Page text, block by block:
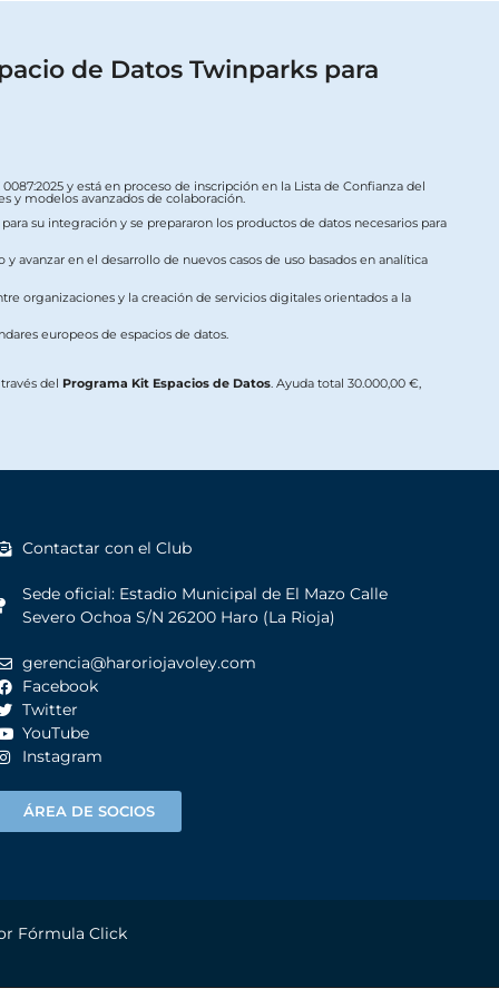
de Datos Twinparks para
y está en proceso de inscripción en la Lista de Confianza del
y modelos avanzados de colaboración.
su integración y se prepararon los productos de datos necesarios para
en el desarrollo de nuevos casos de uso basados en analítica
organizaciones y la creación de servicios digitales orientados a la
europeos de espacios de datos.
través del Programa Kit Espacios de Datos. Ayuda total 30.000,00 €,
Contactar con el Club
Sede oficial: Estadio Municipal de El Mazo Calle
Severo Ochoa S/N 26200 Haro (La Rioja)
gerencia@haroriojavoley.com
Facebook
Twitter
YouTube
Instagram
ÁREA DE SOCIOS
Fórmula Click